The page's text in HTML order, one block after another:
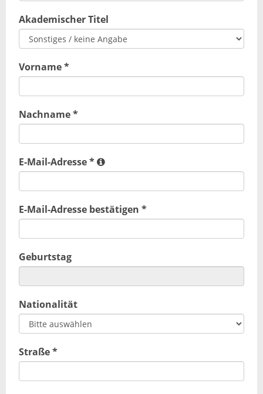
Akademischer Titel
Vorname *
Nachname *
E-Mail-Adresse *
E-Mail-Adresse bestätigen *
Geburtstag
Nationalität
Straße *